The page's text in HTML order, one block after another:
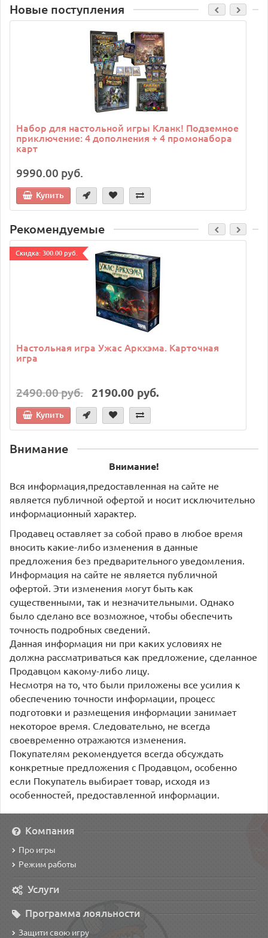
Новые поступления
Набор для настольной игры Кланк! Подземное
приключение: 4 дополнения + 4 промонабора
карт
9990.00 руб.
Купить
Рекомендуемые
Cкидка: 300.00 руб.
Настольная игра Ужас Аркхэма. Карточная
игра
2490.00 руб. 2190.00 руб.
Купить
Внимание
Внимание!
Вся информация,предоставленная на сайте не
является публичной офертой и носит исключительно
информационный характер.
Продавец оставляет за собой право в любое время
вносить какие-либо изменения в данные
предложения без предварительного уведомления.
Информация на сайте не является публичной
офертой. Эти изменения могут быть как
существенными, так и незначительными. Однако
было сделано все возможное, чтобы обеспечить
точность подробных сведений.
Данная информация ни при каких условиях не
должна рассматриваться как предложение, сделанное
Продавцом какому-либо лицу.
Несмотря на то, что были приложены все усилия к
обеспечению точности информации, процесс
подготовки и размещения информации занимает
некоторое время. Следовательно, не всегда
своевременно отражаются изменения.
Покупателям рекомендуется всегда обсуждать
конкретные предложения с Продавцом, особенно
если Покупатель выбирает товар, исходя из
особенностей, предоставленной информации.
Компания
Про игры
Режим работы
Услуги
Программа лояльности
Защити свою игру